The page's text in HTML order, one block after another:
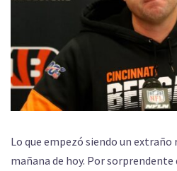
Lo que empezó siendo un
mañana de hoy. Por